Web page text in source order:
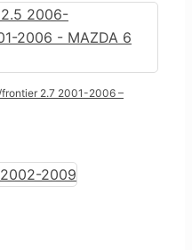
2.7 2001-2006 –